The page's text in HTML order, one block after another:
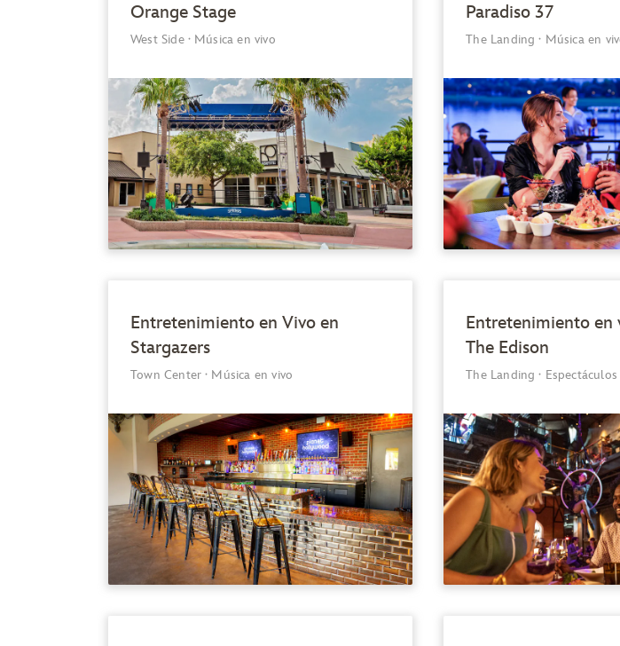
Orange Stage
West Side · Música en vivo
Paradiso 37
The Landing · Música en
Entretenimiento en Vivo en
Stargazers
Town Center · Música en vivo
Entretenimiento en
The Edison
The Landing · Espectáculos